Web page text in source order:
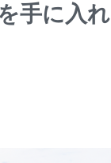
手に入れ